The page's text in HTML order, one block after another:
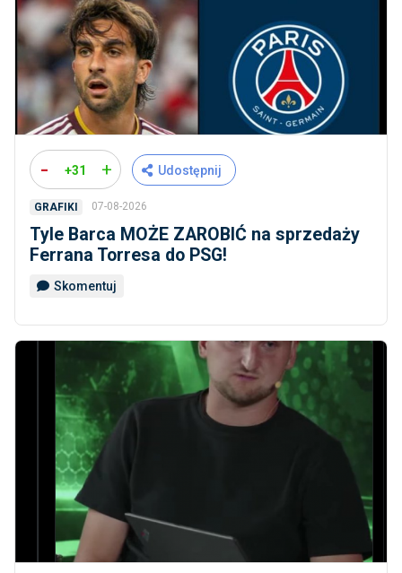
- +31 + Udostępnij
GRAFIKI 07-08-2026
Tyle Barca MOŻE ZAROBIĆ na sprzedaży
Ferrana Torresa do PSG!
Skomentuj